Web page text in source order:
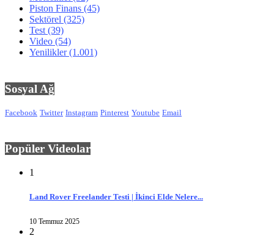
Piston Finans (45)
Sektörel (325)
Test (39)
Video (54)
Yenilikler(1.001)
Sosyal Ağ
Facebook Twitter Instagram Pinterest Youtube Email
Popüler Videolar
1
Land Rover Freelander Testi | İkinci Elde Nelere...
10 Temmuz 2025
2